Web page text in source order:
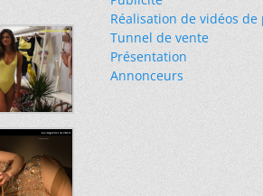
Réalisation de vidéos
Tunnel de vente
Présentation
Annonceurs